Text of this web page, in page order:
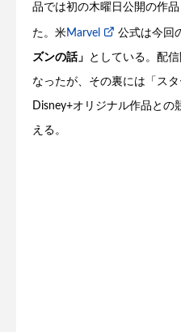
品では初の木曜日公開の作
た。米Marvel 公式は今回
ズンの話」 としている。配
なったが、その裏には「ス
Disney+オリジナル作品と
える。